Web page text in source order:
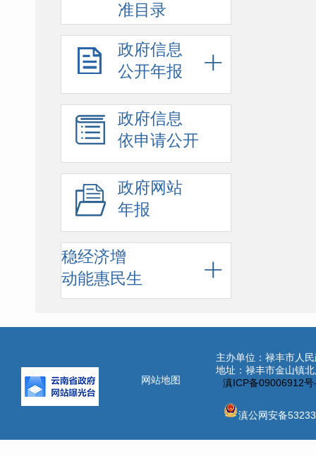
准目录
政府信息
公开年报
政府信息
依申请公开
政府网站
年报
稳经济增
动能惠民生
网站地图
主办单位：禄丰市人
地址：禄丰市金山镇
滇ICP备09006912
滇公网安备